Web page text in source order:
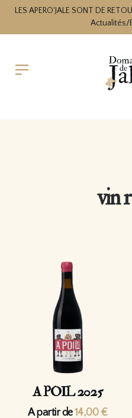
LES APERO'JALE SONT DE
Actualités/
vin
A POIL 2025
A partir de14,00 €